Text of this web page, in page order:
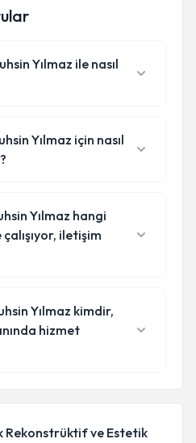
Yılmaz ile nasıl
Yılmaz için nasıl
Yılmaz hangi
iletişim
Yılmaz kimdir,
hizmet
Rekonstrüktif ve Estetik